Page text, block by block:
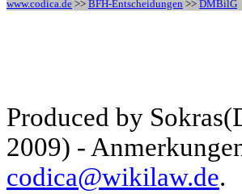
www.codica.de >> BFH-Entscheidungen >> DMBilG
Produced by
2009) -
codica@wikilaw.de.